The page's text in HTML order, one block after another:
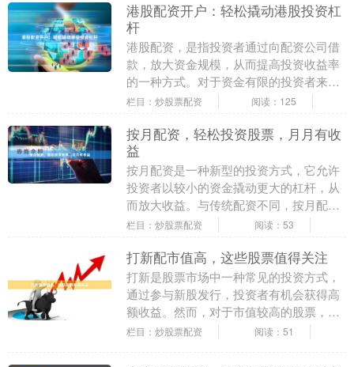
港股配资开户：轻松撬动港股投资杠
杆
港股配资，是指投资者通过向配资公司借
款，放大资金规模，从而提高投资收益率
的一种方式。对于资金有限的投资者来
说，港股配资可以有效撬动杠杆，放大投
栏目：炒股票配资 阅读：125
按月配资，轻松投资股票，月月有收
益
按月配资是一种新型的投资方式，它允许
投资者以较小的资金撬动更大的杠杆，从
而放大收益。与传统配资不同，按月配资
按月结算利息，让投资者可以灵活控制投
栏目：炒股票配资 阅读：53
打新配市值高，这些股票值得关注
打新是股票市场中一种常见的投资方式，
通过参与新股发行，投资者有机会获得高
额收益。然而，对于市值较高的股票，打
新配售的难度也随之增加。 对于市值较高
栏目：炒股票配资 阅读：51